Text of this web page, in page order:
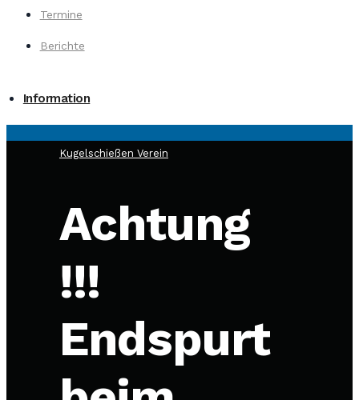
Termine
Berichte
Information
Kugelschießen Verein
Achtung
!!!
Endspurt